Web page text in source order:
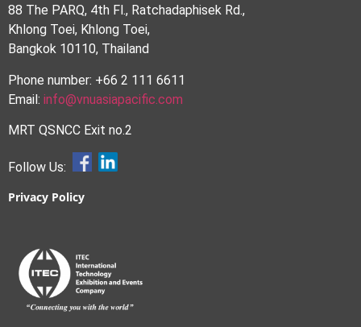
88 The PARQ, 4th Fl., Ratchadaphisek Rd.,
Khlong Toei, Khlong Toei,
Bangkok 10110, Thailand
Phone number: +66 2 111 6611
Email: info@vnuasiapacific.com
MRT QSNCC Exit no.2
Follow Us:
Privacy Policy